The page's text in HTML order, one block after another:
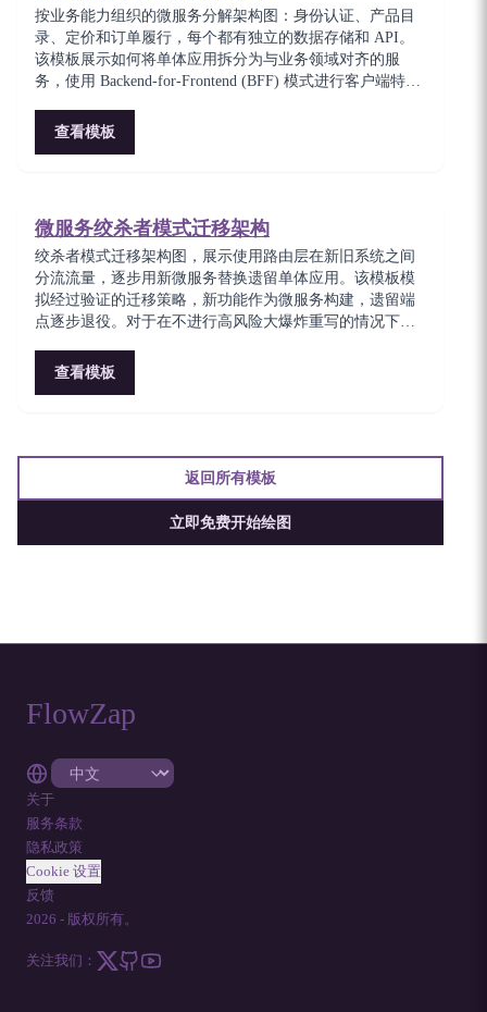
按业务能力组织的微服务分解架构图：身份认证、产品目
录、定价和订单履行，每个都有独立的数据存储和 API。
该模板展示如何将单体应用拆分为与业务领域对齐的服
务，使用 Backend-for-Frontend (BFF) 模式进行客户端特定
查看模板
微服务绞杀者模式迁移架构
绞杀者模式迁移架构图，展示使用路由层在新旧系统之间
分流流量，逐步用新微服务替换遗留单体应用。该模板模
拟经过验证的迁移策略，新功能作为微服务构建，遗留端
点逐步退役。对于在不进行高风险大爆炸重写的情况下现
查看模板
返回所有模板
立即免费开始绘图
FlowZap
关于
服务条款
隐私政策
Cookie 设置
反馈
2026 - 版权所有。
关注我们：